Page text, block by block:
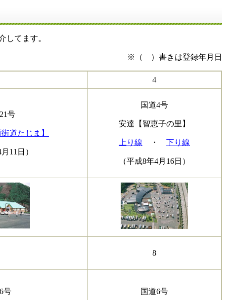
してます。
※（ ）書きは登録年月日
4
号
道たじま】
11日）
国道4号
安達【智恵子の里】
上り線 ・ 下り線
（平成8年4月16日）
8
号 国道6号